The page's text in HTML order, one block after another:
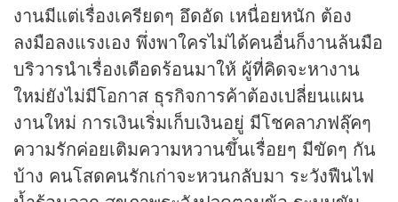
งานมีแต่เรื่องเครียดๆ อึดอัด เหนื่อยหนัก ต้อง
ลงมือลงแรงเอง พึ่งพาใครไม่ได้คนอื่นก็งานล้นมือ
บริวารนำเรื่องเดือดร้อนมาให้ ผู้ที่คิดจะหางาน
ใหม่ยังไม่มีโอกาส ธุรกิจการค้าต้องเปลี่ยนแผน
งานใหม่ การเงินเริ่มเก็บเงินอยู่ มีโชคลาภฟลุ๊คๆ
ความรักค่อยเติมความหวานขึ้นเรื่อยๆ มีขัดๆ กัน
บ้าง คนโสดคนรักเก่าจะหวนกลับมา ระวังฟืนไฟ